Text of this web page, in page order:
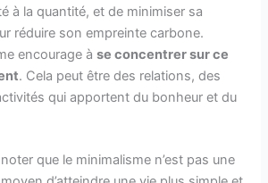
à la quantité, et de minimiser sa
réduire son empreinte carbone.
encourage àse concentrer sur ce
. Cela peut être des relations, des
qui apportent du bonheur et du
que le minimalisme n’est pas une